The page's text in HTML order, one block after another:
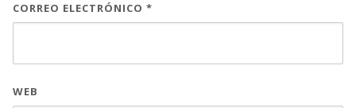
CORREO ELECTRÓNICO *
WEB